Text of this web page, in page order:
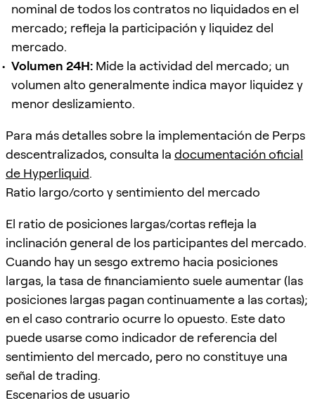
nominal de todos los contratos no liquidados en el
mercado; refleja la participación y liquidez del
mercado.
Volumen 24H: Mide la actividad del mercado; un
volumen alto generalmente indica mayor liquidez y
menor deslizamiento.
Para más detalles sobre la implementación de Perps
descentralizados, consulta la documentación oficial
de Hyperliquid.
Ratio largo/corto y sentimiento del mercado
El ratio de posiciones largas/cortas refleja la
inclinación general de los participantes del mercado.
Cuando hay un sesgo extremo hacia posiciones
largas, la tasa de financiamiento suele aumentar (las
posiciones largas pagan continuamente a las cortas);
en el caso contrario ocurre lo opuesto. Este dato
puede usarse como indicador de referencia del
sentimiento del mercado, pero no constituye una
señal de trading.
Escenarios de usuario